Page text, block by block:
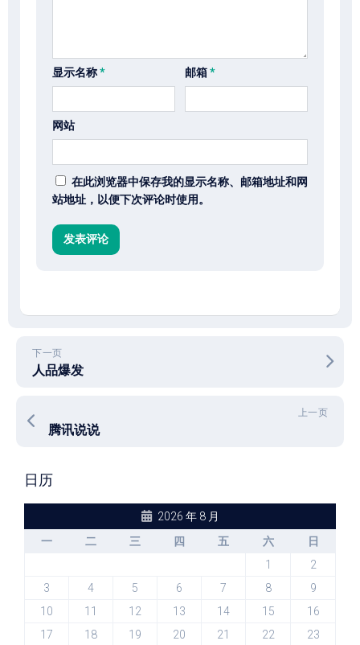
显示名称* 邮箱*
网站
在此浏览器中保存我的显示名称、邮箱地址和网
站地址，以便下次评论时使用。
下一页
人品爆发
上一页
腾讯说说
日历
2026 年 8 月
一
二 三 四 五 六
日
1
2
3
4 5 6 7 8
9
10
11 12 13 14 15
16
17
18 19 20 21 22
23